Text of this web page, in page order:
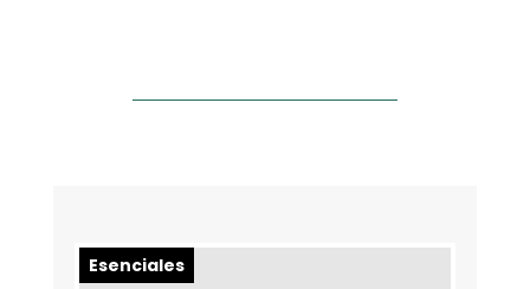
Esenciales